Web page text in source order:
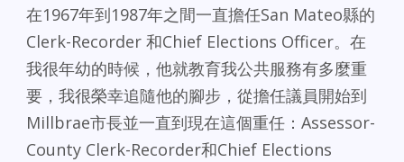
在1967年到1987年之間一直擔任San Mateo縣的
Clerk-Recorder 和Chief Elections Officer。在
我很年幼的時候，他就教育我公共服務有多麼重
要，我很榮幸追隨他的腳步，從擔任議員開始到
Millbrae市長並一直到現在這個重任：Assessor-
County Clerk-Recorder和Chief Elections